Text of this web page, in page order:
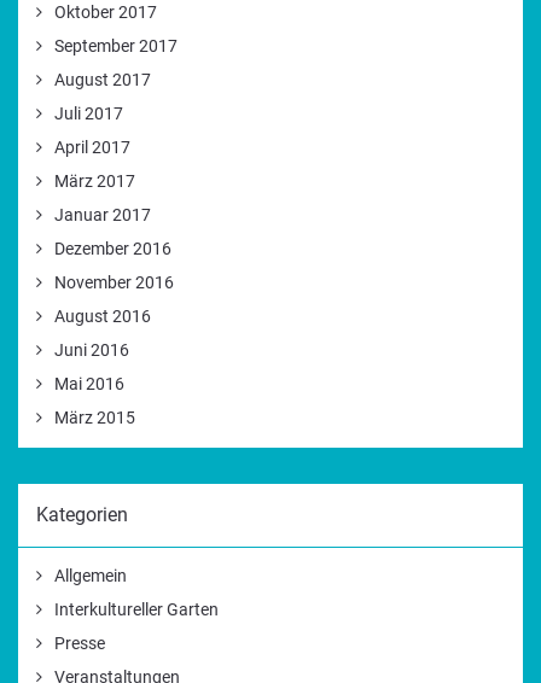
Oktober 2017
September 2017
August 2017
Juli 2017
April 2017
März 2017
Januar 2017
Dezember 2016
November 2016
August 2016
Juni 2016
Mai 2016
März 2015
Kategorien
Allgemein
Interkultureller Garten
Presse
Veranstaltungen